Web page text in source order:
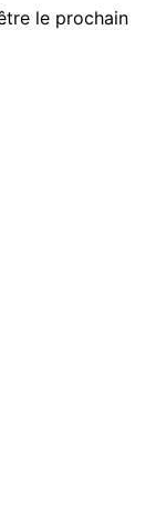
le prochain